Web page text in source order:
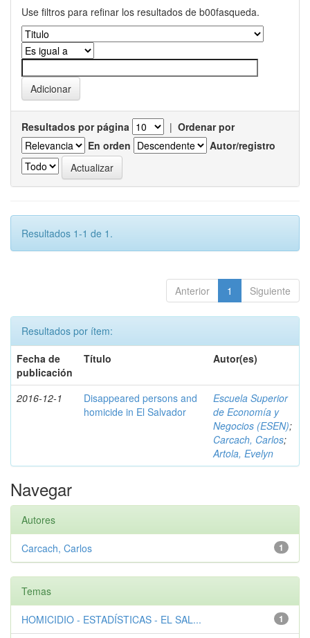
Use filtros para refinar los resultados de b00fasqueda.
Resultados por página | Ordenar por
En orden
Autor/registro
Resultados 1-1 de 1.
Anterior 1 Siguiente
Resultados por ítem:
Fecha de
publicación
Título Autor(es)
2016-12-1
Disappeared persons and
homicide in El Salvador
Escuela Superior
de Economía y
Negocios (ESEN);
Carcach, Carlos;
Artola, Evelyn
Navegar
Autores
1
Carcach, Carlos
Temas
1
HOMICIDIO - ESTADÍSTICAS - EL SAL...